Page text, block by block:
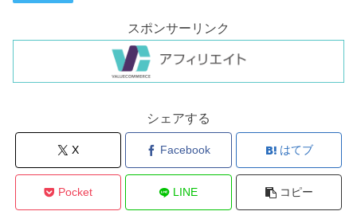
スポンサーリンク
シェアする
X Facebook はてブ
Pocket LINE コピー